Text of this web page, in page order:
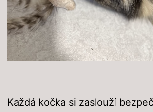
Každá kočka si zaslouží